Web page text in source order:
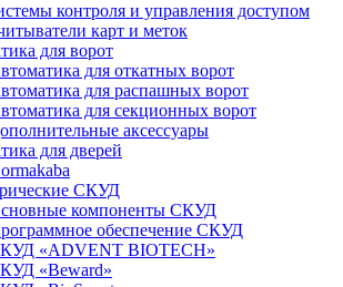
контроля и управления доступом
карт и меток
для ворот
для откатных ворот
для распашных ворот
для секционных ворот
аксессуары
для дверей
СКУД
компоненты СКУД
обеспечение СКУД
«ADVENT BIOTECH»
«Beward»